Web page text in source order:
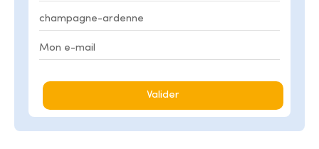
Valider